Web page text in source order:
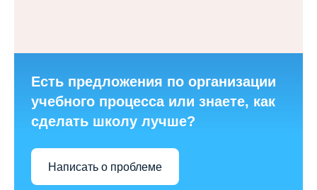
Есть предложения по организации
учебного процесса или знаете, как
сделать школу лучше?
Написать о проблеме